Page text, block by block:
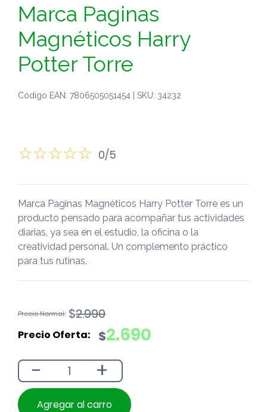
Marca Paginas
Magnéticos Harry
Potter Torre
Código EAN: 7806505051454 | SKU: 34232
0/5
Marca Paginas Magnéticos Harry Potter Torre es un
producto pensado para acompañar tus actividades
diarias, ya sea en el estudio, la oficina o la
creatividad personal. Un complemento práctico
para tus rutinas.
$2.990
El
original
$2.990.
$2.690
El
actual
$2.690.
- +
Agregar al carro